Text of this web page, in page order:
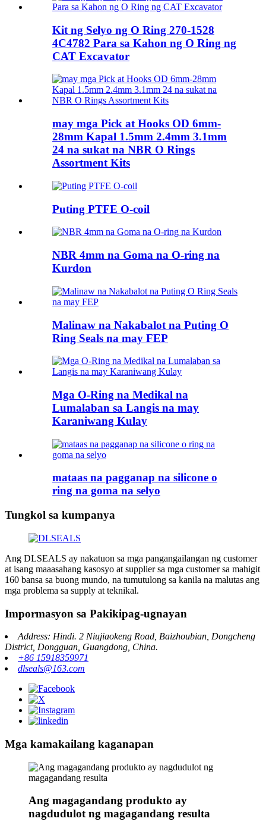
Kit ng Selyo ng O Ring 270-1528
4C4782 Para sa Kahon ng O Ring ng
CAT Excavator
may mga Pick at Hooks OD 6mm-
28mm Kapal 1.5mm 2.4mm 3.1mm
24 na sukat na NBR O Rings
Assortment Kits
Puting PTFE O-coil
NBR 4mm na Goma na O-ring na
Kurdon
Malinaw na Nakabalot na Puting O
Ring Seals na may FEP
Mga O-Ring na Medikal na
Lumalaban sa Langis na may
Karaniwang Kulay
mataas na pagganap na silicone o
ring na goma na selyo
Tungkol sa kumpanya
Ang DLSEALS ay nakatuon sa mga pangangailangan ng customer
at isang maaasahang kasosyo at supplier sa mga customer sa mahigit
160 bansa sa buong mundo, na tumutulong sa kanila na malutas ang
mga problema sa supply at teknikal.
Impormasyon sa Pakikipag-ugnayan
Address: Hindi. 2 Niujiaokeng Road, Baizhoubian, Dongcheng
District, Dongguan, Guangdong, China.
+86 15918359971
dlseals@163.com
Mga kamakailang kaganapan
Ang magagandang produkto ay
nagdudulot ng magagandang resulta